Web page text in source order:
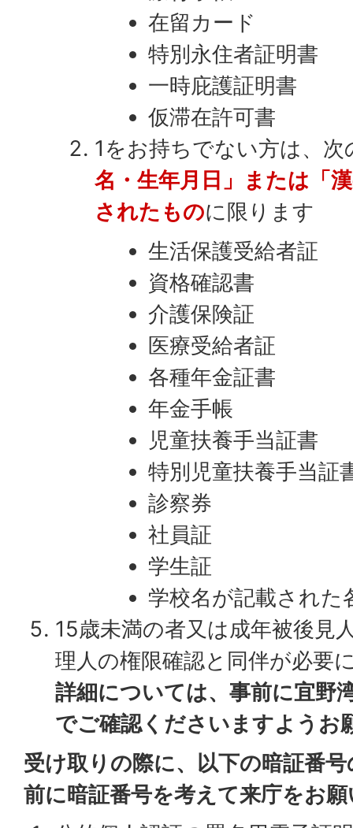
在留カード
特別永住者証明書
一時庇護証明書
仮滞在許可書
1をお持ちでない方は、
名・生年月日」または「
されたものに限ります
生活保護受給者証
資格確認書
介護保険証
医療受給者証
各種年金証書
年金手帳
児童扶養手当証書
特別児童扶養手当証
診察券
社員証
学生証
学校名が記載された
15歳未満の者又は成年被後見
理人の権限確認と同伴が必要
詳細については、事前に宜野
でご確認くださいますようお
受け取りの際に、以下の暗証番
前に暗証番号を考えて来庁をお